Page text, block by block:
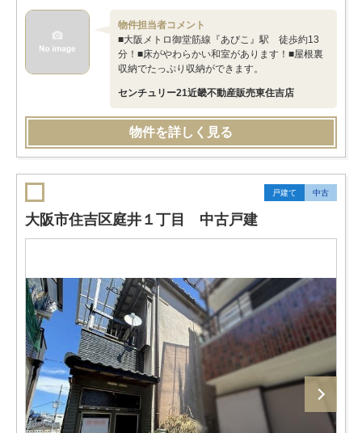
物件担当者コメント
■大阪メトロ御堂筋線『あびこ』駅 徒歩約13
分！■床がやわらかい和室があります！■屋根裏
収納でたっぷり収納ができます。
センチュリー21近畿不動産販売東住吉店
物件を詳しく見る
戸建て 中古
大阪市住吉区庭井１丁目 中古戸建